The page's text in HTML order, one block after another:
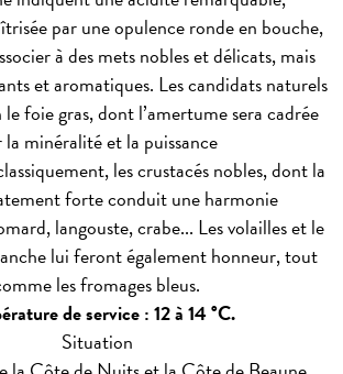
par une opulence ronde en bouche,
à des mets nobles et délicats, mais
et aromatiques. Les candidats naturels
foie gras, dont l’amertume sera cadrée
la minéralité et la puissance
les crustacés nobles, dont la
forte conduit une harmonie
langouste, crabe... Les volailles et le
lui feront également honneur, tout
les fromages bleus.
de service : 12 à 14 °C.
Situation